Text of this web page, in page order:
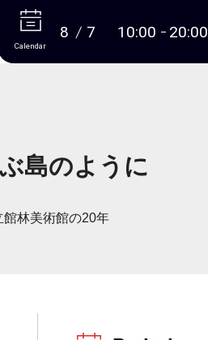
More
Calendar
8 7 10:00 20:00
島のように
林美術館の20年